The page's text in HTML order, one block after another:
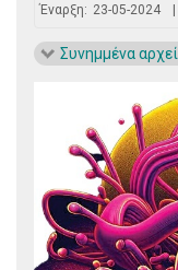
Έναρξη: 23-05-2024
Συνημμένα